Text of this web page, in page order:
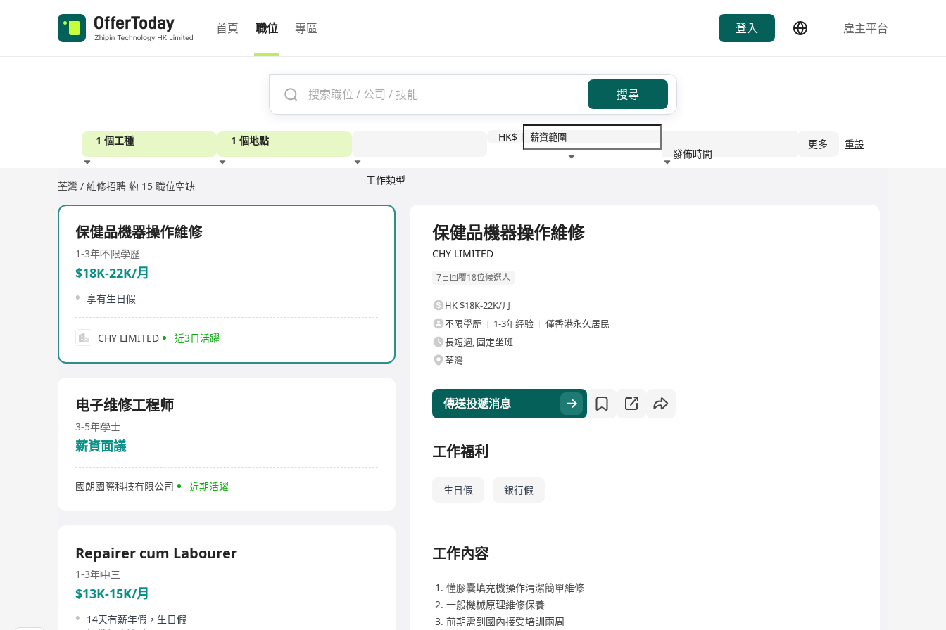
首頁 職位 專區 登入 雇主平台
搜尋
1 個工種 1 個地點
工作類型
HK$
發佈時間
更多 重設
荃灣 / 維修招聘 約 15 職位空缺
保健品機器操作維修
1-3年不限學歷
$18K-22K/月
享有生日假
CHY LIMITED 近3日活躍
电子维修工程师
3-5年學士
薪資面議
國朗國際科技有限公司 近期活躍
Repairer cum Labourer
1-3年中三
$13K-15K/月
14天有薪年假，生日假
保健品機器操作維修
CHY LIMITED
7日回覆18位候選人
HK $18K-22K/月
不限學歷
1-3年经验
僅香港永久居民
長短週, 固定坐班
荃灣
傳送投遞消息
工作福利
生日假 銀行假
工作內容
懂膠囊填充機操作清潔簡單維修
一般機械原理維修保養
前期需到國內接受培訓兩周